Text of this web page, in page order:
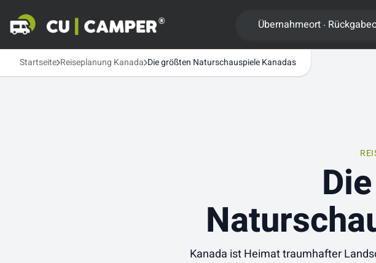
Übernahmeort .
Startseite Reiseplanung Kanada Die größten Naturschauspiele Kanadas
Kanada ist Heimat traumhafter